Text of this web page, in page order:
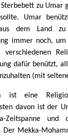
zu Umar
Umar
dem Land zu
immer noch,
verschiedenen
dafür benützt,
(mit
ist eine
davon ist der
Zeitspanne und
Der Mekka-